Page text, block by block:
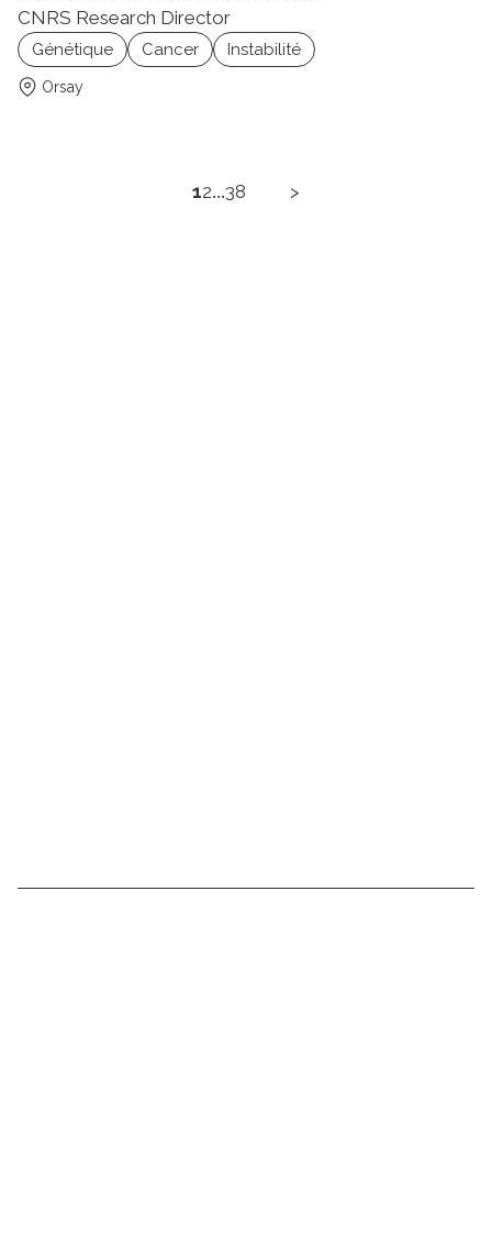
CNRS Research Director
Génétique Cancer Instabilité
Orsay
12...38 >